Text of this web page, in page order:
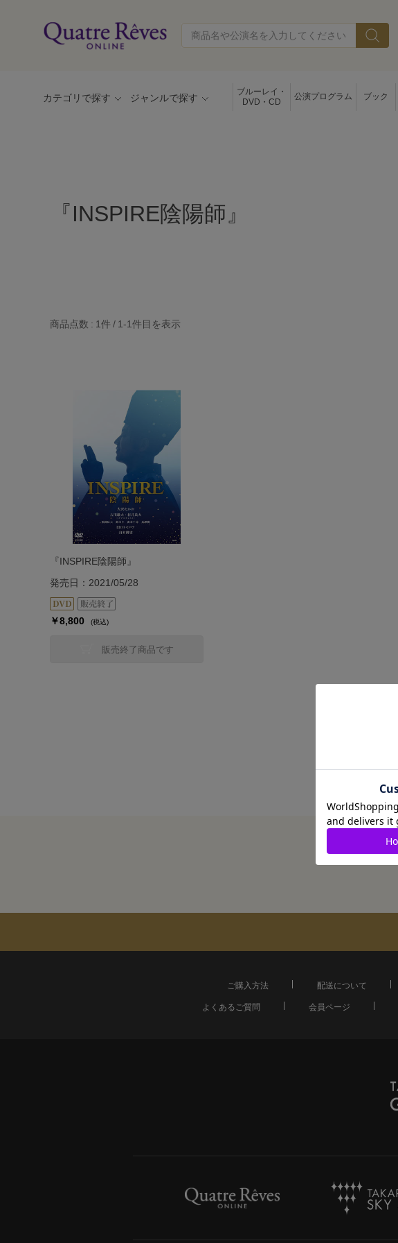
カテゴリで探す ジャンルで探す
ブルーレイ・
DVD・CD
公演プログラム ブック
『INSPIRE陰陽師』
商品点数 1件 1-1件目を表示
『INSPIRE陰陽師』
発売日：2021/05/28
￥8,800 (税込)
販売終了商品です
ご購入方法 配送について
よくあるご質問
会員ページ